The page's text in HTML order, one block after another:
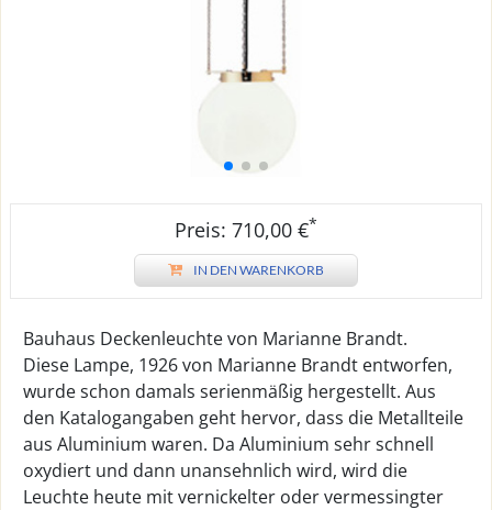
Preis: 710,00 €*
IN DEN WARENKORB
Bauhaus Deckenleuchte von Marianne Brandt.
Diese Lampe, 1926 von Marianne Brandt entworfen,
wurde schon damals serienmäßig hergestellt. Aus
den Katalogangaben geht hervor, dass die Metallteile
aus Aluminium waren. Da Aluminium sehr schnell
oxydiert und dann unansehnlich wird, wird die
Leuchte heute mit vernickelter oder vermessingter